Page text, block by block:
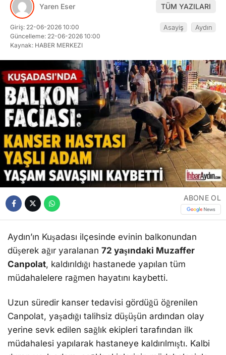
Yaren Eser TÜM YAZILARI
Giriş: 22-06-2026 10:00
Güncelleme: 22-06-2026 10:00
Kaynak: HABER MERKEZI
Asayiş Aydın
ABONE OL
Aydın’ın Kuşadası ilçesinde evinin balkonundan
düşerek ağır yaralanan 72 yaşındaki Muzaffer
Canpolat, kaldırıldığı hastanede yapılan tüm
müdahalelere rağmen hayatını kaybetti.
Uzun süredir kanser tedavisi gördüğü öğrenilen
Canpolat, yaşadığı talihsiz düşüşün ardından olay
yerine sevk edilen sağlık ekipleri tarafından ilk
müdahalesi yapılarak hastaneye kaldırılmıştı. Kalbi